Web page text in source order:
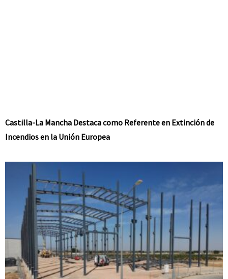
Castilla-La Mancha Destaca como Referente en Extinción de
Incendios en la Unión Europea